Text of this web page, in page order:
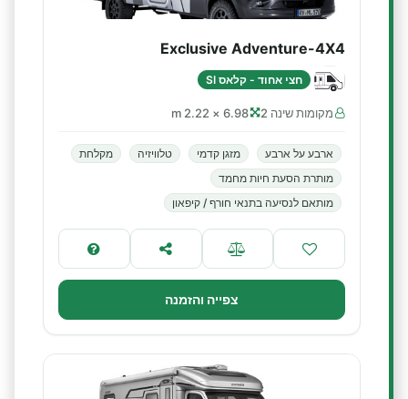
Exclusive Adventure-4X4
חצי אחוד - קלאס SI
מקומות שינה 2 6.98 × 2.22 m
ארבע על ארבע מזגן קדמי טלוויזיה
מקלחת
מותרת הסעת חיות מחמד
מותאם לנסיעה בתנאי חורף / קיפאון
צפייה והזמנה